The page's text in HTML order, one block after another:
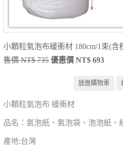
小顆粒氣泡布緩衝材 180cm/1束(含
售價 NT$ 735 優惠價 NT$ 693
小顆粒氣泡布 緩衝材
品名：氣泡紙、氣泡袋、泡泡紙、
產地:台灣